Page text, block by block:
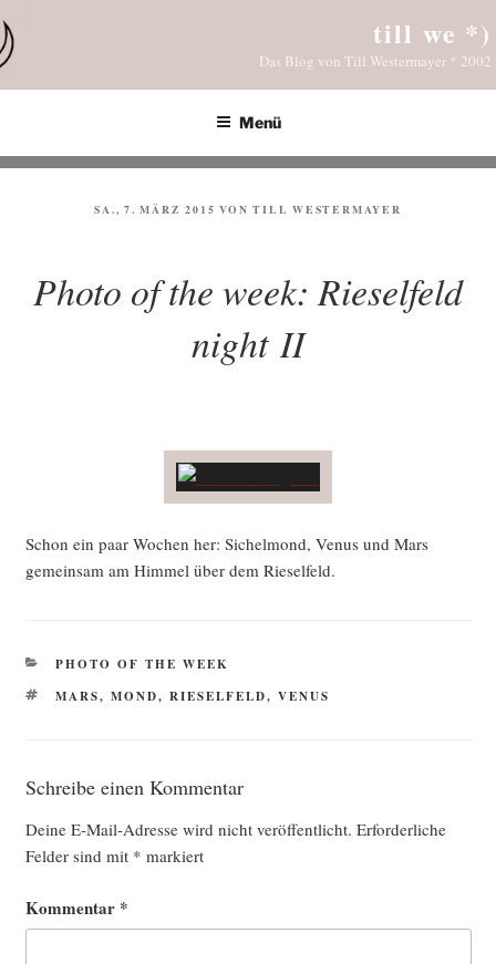
Inhalt
springen
till we *)
Das Blog von Till Westermayer * 2002
Menü
VERÖFFENTLICHT
SA., 7. MÄRZ 2015 VONTILL WESTERMAYER
Photo of the week: Rieselfeld
night II
Schon ein paar Wochen her: Sichel­mond, Venus und Mars
gemein­sam am Him­mel über dem Rieselfeld.
KATEGORIEN
PHOTO OF THE WEEK
SCHLAGWÖRTER
MARS, MOND, RIESELFELD, VENUS
Schreibe einen Kommentar
Deine E-Mail-Adresse wird nicht veröffentlicht. Erforderliche
Felder sind mit * markiert
Kommentar *